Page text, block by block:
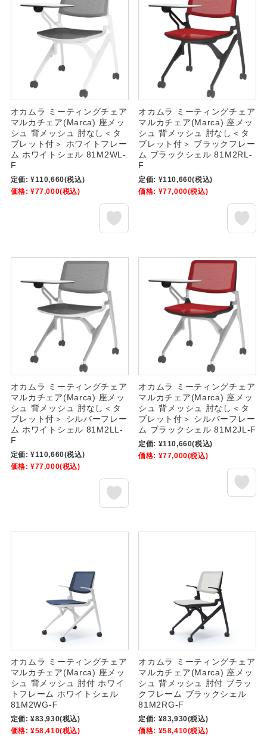
オカムラ ミーティングチェア
マルカチェア(Marca) 座メッ
シュ 背メッシュ 肘なし＜タ
ブレット付＞ ホワイトフレー
ム ホワイトシェル 81M2WL-
F
定価: ¥110,660(税込)
価格: ¥77,000(税込)
オカムラ ミーティングチェア
マルカチェア(Marca) 座メッ
シュ 背メッシュ 肘なし＜タ
ブレット付＞ ブラックフレー
ム ブラックシェル 81M2RL-
F
定価: ¥110,660(税込)
価格: ¥77,000(税込)
オカムラ ミーティングチェア
マルカチェア(Marca) 座メッ
シュ 背メッシュ 肘なし＜タ
ブレット付＞ シルバーフレー
ム ホワイトシェル 81M2LL-
F
定価: ¥110,660(税込)
価格: ¥77,000(税込)
オカムラ ミーティングチェア
マルカチェア(Marca) 座メッ
シュ 背メッシュ 肘なし＜タ
ブレット付＞ シルバーフレー
ム ブラックシェル 81M2JL-F
定価: ¥110,660(税込)
価格: ¥77,000(税込)
オカムラ ミーティングチェア
マルカチェア(Marca) 座メッ
シュ 背メッシュ 肘付 ホワイ
トフレーム ホワイトシェル
81M2WG-F
定価: ¥83,930(税込)
価格: ¥58,410(税込)
オカムラ ミーティングチェア
マルカチェア(Marca) 座メッ
シュ 背メッシュ 肘付 ブラッ
クフレーム ブラックシェル
81M2RG-F
定価: ¥83,930(税込)
価格: ¥58,410(税込)